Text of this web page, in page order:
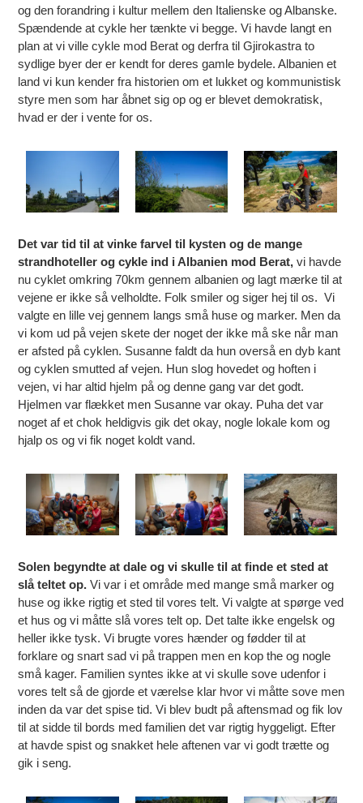
og den forandring i kultur mellem den Italienske og Albanske.
Spændende at cykle her tænkte vi begge. Vi havde langt en
plan at vi ville cykle mod Berat og derfra til Gjirokastra to
sydlige byer der er kendt for deres gamle bydele. Albanien et
land vi kun kender fra historien om et lukket og kommunistisk
styre men som har åbnet sig op og er blevet demokratisk,
hvad er der i vente for os.
Det var tid til at vinke farvel til kysten og de mange
strandhoteller og cykle ind i Albanien mod Berat, vi havde
nu cyklet omkring 70km gennem albanien og lagt mærke til at
vejene er ikke så velholdte. Folk smiler og siger hej til os. Vi
valgte en lille vej gennem langs små huse og marker. Men da
vi kom ud på vejen skete der noget der ikke må ske når man
er afsted på cyklen. Susanne faldt da hun overså en dyb kant
og cyklen smutted af vejen. Hun slog hovedet og hoften i
vejen, vi har altid hjelm på og denne gang var det godt.
Hjelmen var flækket men Susanne var okay. Puha det var
noget af et chok heldigvis gik det okay, nogle lokale kom og
hjalp os og vi fik noget koldt vand.
Solen begyndte at dale og vi skulle til at finde et sted at
slå teltet op. Vi var i et område med mange små marker og
huse og ikke rigtig et sted til vores telt. Vi valgte at spørge ved
et hus og vi måtte slå vores telt op. Det talte ikke engelsk og
heller ikke tysk. Vi brugte vores hænder og fødder til at
forklare og snart sad vi på trappen men en kop the og nogle
små kager. Familien syntes ikke at vi skulle sove udenfor i
vores telt så de gjorde et værelse klar hvor vi måtte sove men
inden da var det spise tid. Vi blev budt på aftensmad og fik lov
til at sidde til bords med familien det var rigtig hyggeligt. Efter
at havde spist og snakket hele aftenen var vi godt trætte og
gik i seng.